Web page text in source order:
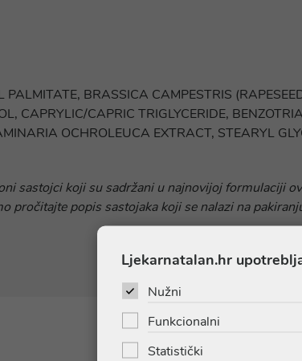
PALMITATE, BRASSICA CAMPESTRIS
CAPRYLIC/CAPRIC TRIGLYCERIDE,
OCHROLEUCA EXTRACT, STEARYL
sastojci koji su sadržani u najnovijoj formulaciji
pročitajte popis sastojaka koji se nalazi na
Ljekarnatalan.hr
Nužni
Funkcionalni
Statistički